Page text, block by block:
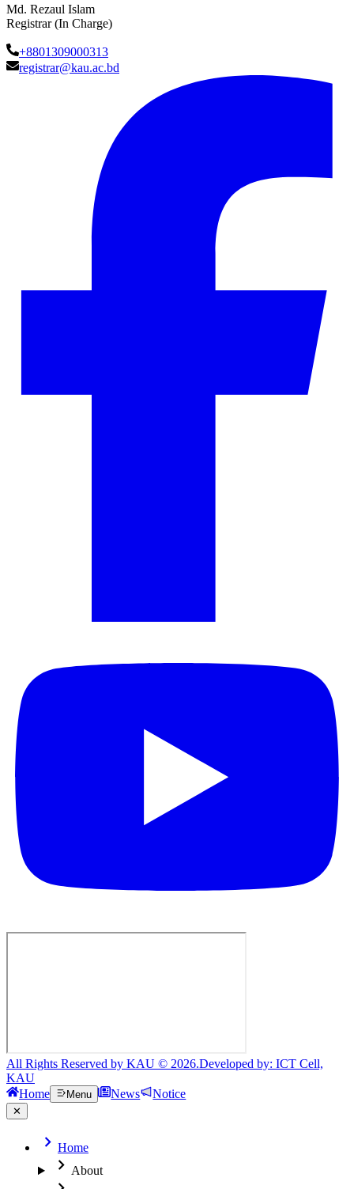
Md. Rezaul Islam
Registrar (In Charge)
+8801309000313
registrar@kau.ac.bd
All Rights Reserved by KAU © 2026.Developed by: ICT Cell,
KAU
Home
Menu News Notice
✕
Home
About